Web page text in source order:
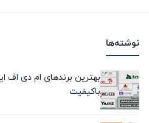
نوشته‌ها
باکیفیت